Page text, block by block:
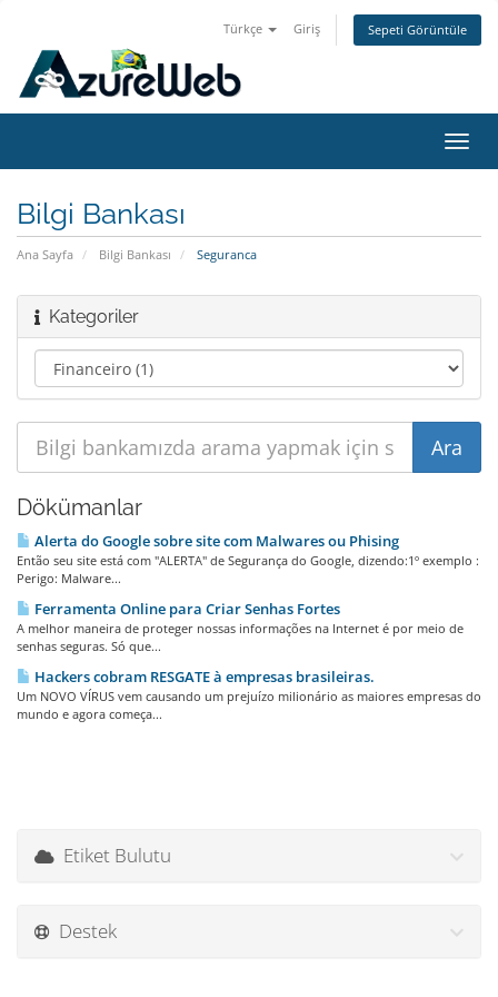
Türkçe Giriş Sepeti Görüntüle
Bilgi Bankası
Ana Sayfa Bilgi Bankası Seguranca
Kategoriler
Dökümanlar
Alerta do Google sobre site com Malwares ou Phising
Então seu site está com "ALERTA" de Segurança do Google, dizendo:1º exemplo :
Perigo: Malware...
Ferramenta Online para Criar Senhas Fortes
A melhor maneira de proteger nossas informações na Internet é por meio de
senhas seguras. Só que...
Hackers cobram RESGATE à empresas brasileiras.
Um NOVO VÍRUS vem causando um prejuízo milionário as maiores empresas do
mundo e agora começa...
Etiket Bulutu
Destek